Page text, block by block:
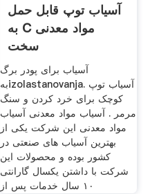
آسیاب توپ قابل حمل
به C مواد معدنی
سخت
آسیاب برای پودر برگ
بهizolastanovanja. آسیاب توپ
کوچک برای خرد کردن و سنگ
مرمر . آسیاب مواد معدنی آسیاب
مواد معدنی این شرکت یکی از
بهترین آسیاب های صنعتی در
کشور بوده و محصولات این
شرکت با داشتن یکسال گارانتی
۱۰ سال خدمات پس از